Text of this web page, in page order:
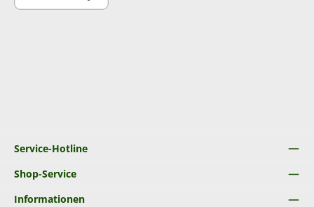
Service-Hotline
Shop-Service
Informationen